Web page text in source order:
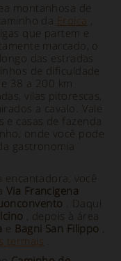
montanhosa de
da Eroica ,
que partem e
marcado, o
das estradas
de dificuldade
38 a 200 km
vilas pitorescas,
a cavalo. Vale
e casas de fazenda
onde você pode
gastronomia
encantadora, você
Via Francigena
. Daqui
, depois à área
e Bagni San Filippo ,
termais .